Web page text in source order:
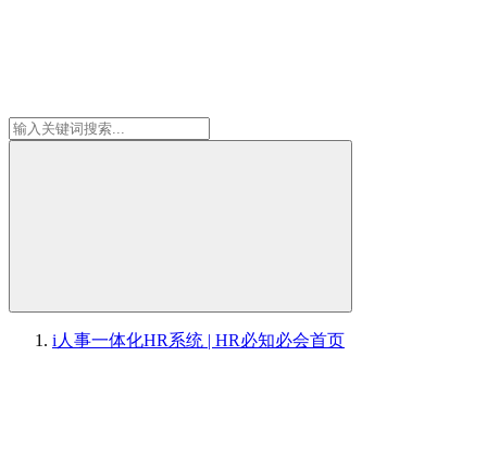
i人事一体化HR系统 | HR必知必会首页